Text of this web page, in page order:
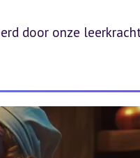
door onze